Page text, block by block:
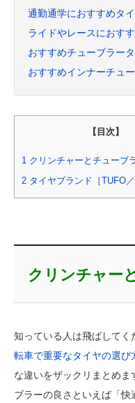
通勤通学におすすめタ
ライドやレースにおす
おすすめチューブラー
おすすめインナーチュ
【目次】
1 クリンチャーとチューブ
2 タイヤブランド［TUFO／
クリンチャー
知っている人は飛ばしてく
転車で重要なタイヤの選び
な違いをザックリまとめ
ブラーの良さといえば「快